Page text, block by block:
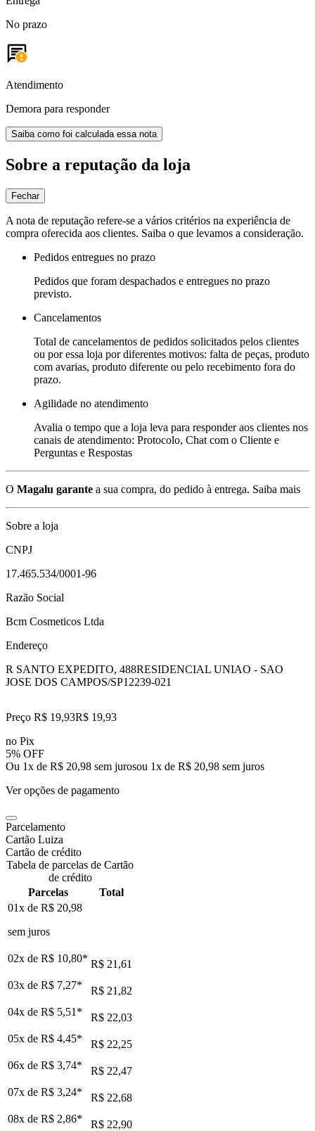
No prazo
Atendimento
Demora para responder
Saiba como foi calculada essa nota
Sobre a reputação da loja
Fechar
A nota de reputação refere-se a vários critérios na experiência de
compra oferecida aos clientes. Saiba o que levamos a consideração.
Pedidos entregues no prazo
Pedidos que foram despachados e entregues no prazo
previsto.
Cancelamentos
Total de cancelamentos de pedidos solicitados pelos clientes
ou por essa loja por diferentes motivos: falta de peças, produto
com avarias, produto diferente ou pelo recebimento fora do
prazo.
Agilidade no atendimento
Avalia o tempo que a loja leva para responder aos clientes nos
canais de atendimento: Protocolo, Chat com o Cliente e
Perguntas e Respostas
O Magalu garante a sua compra, do pedido à entrega. Saiba mais
Sobre a loja
CNPJ
17.465.534/0001-96
Razão Social
Bcm Cosmeticos Ltda
Endereço
R SANTO EXPEDITO, 488RESIDENCIAL UNIAO - SAO
JOSE DOS CAMPOS/SP12239-021
Preço R$ 19,93R$ 19,93
no Pix
5% OFF
Ou 1x de R$ 20,98 sem jurosou 1x de R$ 20,98 sem juros
Ver opções de pagamento
Parcelamento
Cartão Luiza
Cartão de crédito
Tabela de parcelas de Cartão
de crédito
Parcelas
Total
01x de R$ 20,98
sem juros
02x de R$ 10,80* R$ 21,61
03x de R$ 7,27*
R$ 21,82
04x de R$ 5,51 *
R$ 22,03
05x de R$ 4,45*
R$ 22,25
06x de R$ 3,74*
R$ 22,47
07x de R$ 3,24*
R$ 22,68
08x de R$ 2,86*
R$ 22,90